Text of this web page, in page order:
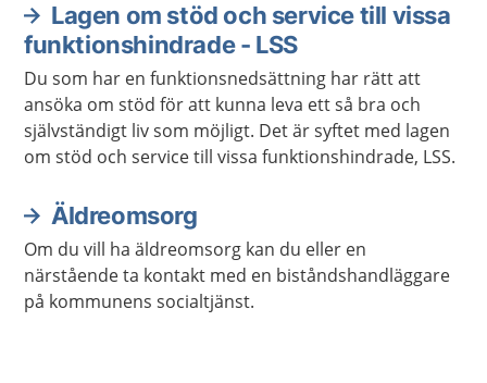
Lagen om stöd och service till vissa
funktionshindrade - LSS
Du som har en funktionsnedsättning har rätt att
ansöka om stöd för att kunna leva ett så bra och
självständigt liv som möjligt. Det är syftet med lagen
om stöd och service till vissa funktionshindrade, LSS.
Äldreomsorg
Om du vill ha äldreomsorg kan du eller en
närstående ta kontakt med en biståndshandläggare
på kommunens socialtjänst.